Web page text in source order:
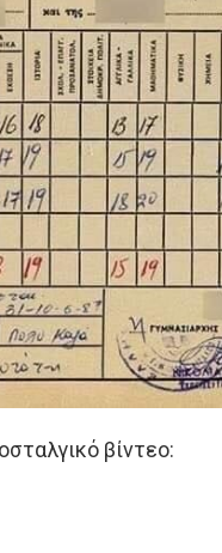
βίντεο: